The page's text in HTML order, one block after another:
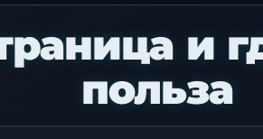
и
польза